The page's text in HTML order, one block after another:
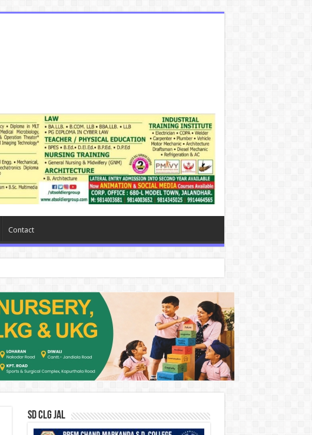
Contact
SD CLG JAL